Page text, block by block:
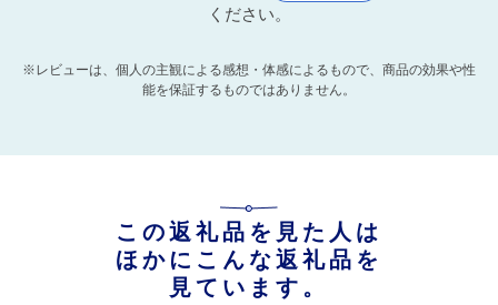
ください。
※レビューは、個人の主観による感想・体感によるもので、商品の効果や性
能を保証するものではありません。
この返礼品を見た人は
ほかにこんな返礼品を
見ています。